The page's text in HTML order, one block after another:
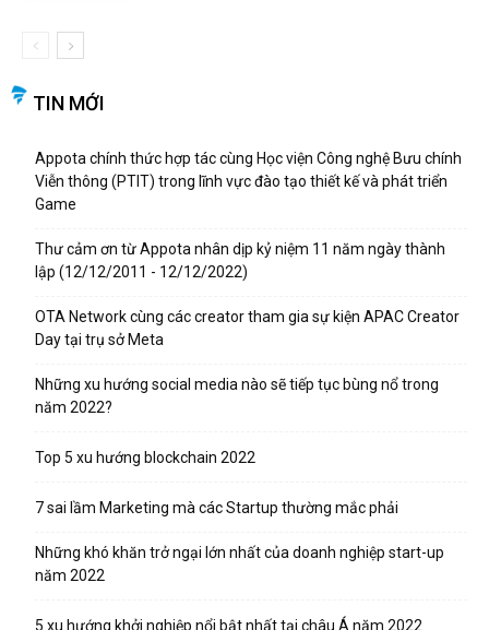
TIN MỚI
Appota chính thức hợp tác cùng Học viện Công nghệ Bưu chính
Viễn thông (PTIT) trong lĩnh vực đào tạo thiết kế và phát triển
Game
Thư cảm ơn từ Appota nhân dịp kỷ niệm 11 năm ngày thành
lập (12/12/2011 - 12/12/2022)
OTA Network cùng các creator tham gia sự kiện APAC Creator
Day tại trụ sở Meta
Những xu hướng social media nào sẽ tiếp tục bùng nổ trong
năm 2022?
Top 5 xu hướng blockchain 2022
7 sai lầm Marketing mà các Startup thường mắc phải
Những khó khăn trở ngại lớn nhất của doanh nghiệp start-up
năm 2022
5 xu hướng khởi nghiệp nổi bật nhất tại châu Á năm 2022